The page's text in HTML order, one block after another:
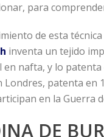
para
de esta
inventa un tejido
nafta, y lo patenta
Londres, patenta
en la Guerra
DE